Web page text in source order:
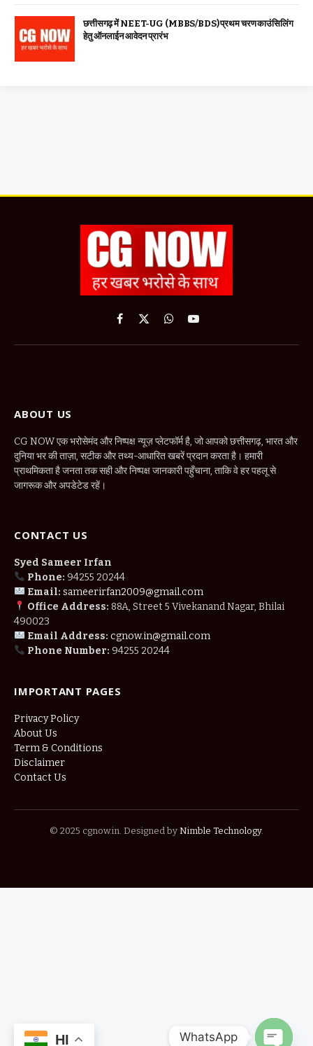
छत्तीसगढ़ में NEET-UG (MBBS/BDS) प्रथम चरण काउंसिलिंग
हेतु ऑनलाईन आवेदन प्रारंभ
Facebook
X
WhatsApp
YouTube
ABOUT US
CG NOW एक भरोसेमंद और निष्पक्ष न्यूज़ प्लेटफॉर्म है, जो आपको छत्तीसगढ़, भारत और
दुनिया भर की ताज़ा, सटीक और तथ्य-आधारित खबरें प्रदान करता है। हमारी
प्राथमिकता है जनता तक सही और निष्पक्ष जानकारी पहुँचाना, ताकि वे हर पहलू से
जागरूक और अपडेटेड रहें।
CONTACT US
Syed Sameer Irfan
Phone: 94255 20244
Email: sameerirfan2009@gmail.com
Office Address: 88A, Street 5 Vivekanand Nagar, Bhilai
490023
Email Address: cgnow.in@gmail.com
Phone Number: 94255 20244
IMPORTANT PAGES
Privacy Policy
About Us
Term & Conditions
Disclaimer
Contact Us
© 2025 cgnow.in. Designed by Nimble Technology.
HI WhatsApp